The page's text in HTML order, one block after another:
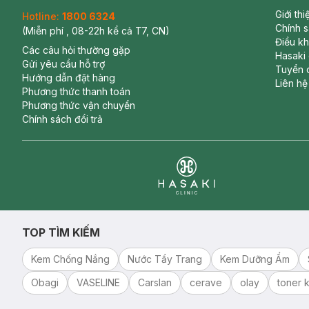
Hotline: 1800 6324
(Miễn phí , 08-22h kể cả T7, CN)
Các câu hỏi thường gặp
Gửi yêu cầu hỗ trợ
Hướng dẫn đặt hàng
Phương thức thanh toán
Phương thức vận chuyển
Chính sách đổi trả
Giới
Chính
Điều
Hasaki
Tuyển
Liên hệ
TOP TÌM KIẾM
Kem Chống Nắng Nước Tẩy Trang Kem Dưỡng Ẩm
Obagi
VASELINE Carslan cerave olay toner